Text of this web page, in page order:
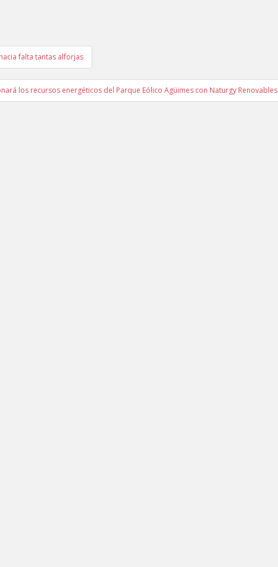
falta tantas alforjas
los recursos energéticos del Parque Eólico Agüimes con Naturgy Renovables